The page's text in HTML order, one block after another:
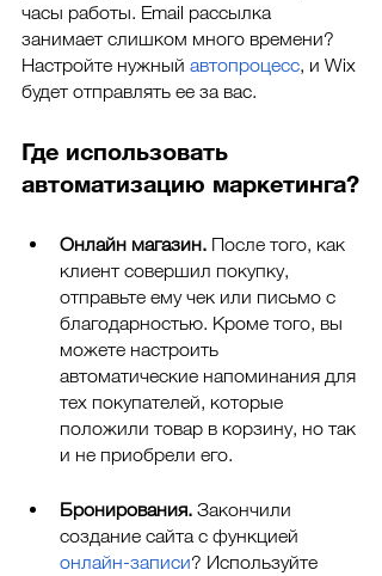
часы работы. Email рассылка
занимает слишком много времени?
Настройте нужный автопроцесс, и Wix
будет отправлять ее за вас.
Где использовать
автоматизацию маркетинга?
Oнлайн магазин. После того, как
клиент совершил покупку,
отправьте ему чек или письмо с
благодарностью. Кроме того, вы
можете настроить
автоматические напоминания для
тех покупателей, которые
положили товар в корзину, но так
и не приобрели его.
Бронирования. Закончили
создание сайта с функцией
онлайн-записи? Используйте